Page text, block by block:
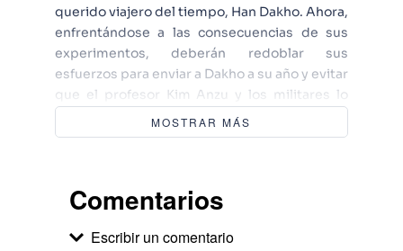
querido viajero del tiempo, Han Dakho. Ahora,
enfrentándose a las consecuencias de sus
experimentos, deberán redoblar sus
esfuerzos para enviar a Dakho a su año y evitar
que el profesor Kim Anzu y los militares lo
encuentren antes de que la cuenta regresiva
termine. La batalla por restaurar el orden se
temporales, inestables. Recuerdos de
las mentes de Dakho, Taylor, Sean y April,
MOSTRAR MÁS
Comentarios
Escribir un comentario